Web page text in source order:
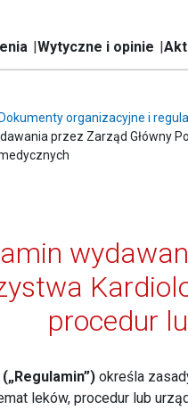
Wytyczne i opinie
Dokumenty organizacyjne i
przez Zarząd Główny
procedur
(„Regulamin”) określa
leków, procedur lub